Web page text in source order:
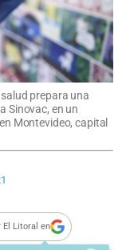
prepara una
Sinovac, en un
Montevideo, capital
El Litoral en